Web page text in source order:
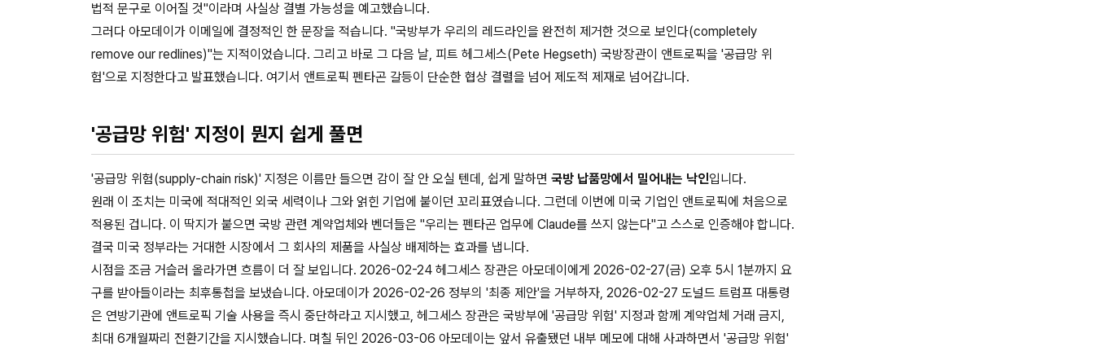
법적 문구로 이어질 것"이라며 사실상 결별 가능성을 예고했습니다.
그러다 아모데이가 이메일에 결정적인 한 문장을 적습니다. "국방부가 우리의 레드라인을 완전히 제거한 것으로 보인다(completely
remove our redlines)"는 지적이었습니다. 그리고 바로 그 다음 날, 피트 헤그세스(Pete Hegseth) 국방장관이 앤트로픽을 '공급망 위
험'으로 지정한다고 발표했습니다. 여기서 앤트로픽 펜타곤 갈등이 단순한 협상 결렬을 넘어 제도적 제재로 넘어갑니다.
'공급망 위험' 지정이 뭔지 쉽게 풀면
'공급망 위험(supply-chain risk)' 지정은 이름만 들으면 감이 잘 안 오실 텐데, 쉽게 말하면 국방 납품망에서 밀어내는 낙인입니다.
원래 이 조치는 미국에 적대적인 외국 세력이나 그와 얽힌 기업에 붙이던 꼬리표였습니다. 그런데 이번에 미국 기업인 앤트로픽에 처음으로
적용된 겁니다. 이 딱지가 붙으면 국방 관련 계약업체와 벤더들은 "우리는 펜타곤 업무에 Claude를 쓰지 않는다"고 스스로 인증해야 합니다.
결국 미국 정부라는 거대한 시장에서 그 회사의 제품을 사실상 배제하는 효과를 냅니다.
시점을 조금 거슬러 올라가면 흐름이 더 잘 보입니다. 2026-02-24 헤그세스 장관은 아모데이에게 2026-02-27(금) 오후 5시 1분까지 요
구를 받아들이라는 최후통첩을 보냈습니다. 아모데이가 2026-02-26 정부의 '최종 제안'을 거부하자, 2026-02-27 도널드 트럼프 대통령
은 연방기관에 앤트로픽 기술 사용을 즉시 중단하라고 지시했고, 헤그세스 장관은 국방부에 '공급망 위험' 지정과 함께 계약업체 거래 금지,
최대 6개월짜리 전환기간을 지시했습니다. 며칠 뒤인 2026-03-06 아모데이는 앞서 유출됐던 내부 메모에 대해 사과하면서 '공급망 위험'